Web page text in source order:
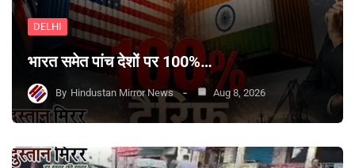
DELHI
भारत समेत पांच देशों पर 100%…
By Hindustan Mirror News Aug 8, 2026